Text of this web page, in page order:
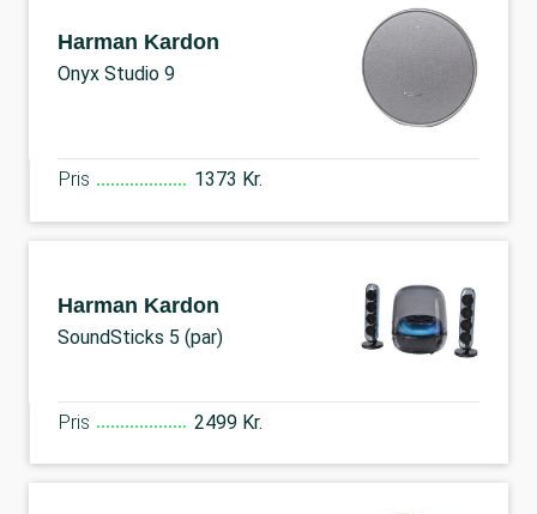
Harman Kardon
Onyx Studio 9
Pris 1373 Kr.
Harman Kardon
SoundSticks 5 (par)
Pris 2499 Kr.